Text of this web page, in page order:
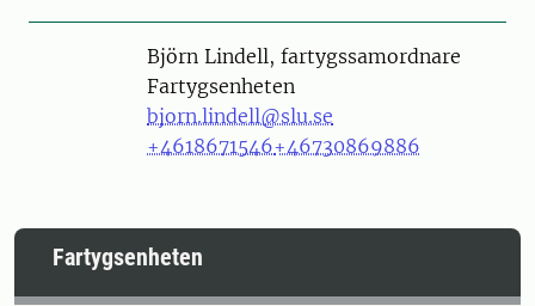
PersonBjörn Lindell, fartygssamordnare
Fartygsenheten
bjorn.lindell@slu.se
+4618671546+46730869886
Fartygsenheten